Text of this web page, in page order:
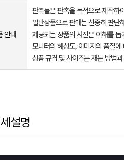
안내
판촉물은 판촉을 목적으로 제작하
일반상품으로 판매는 신중히 판단
제공되는 상품의 사진은 이해를
모니터의 해상도, 이미지의 품질
상품 규격 및 사이즈는 재는 방법
설명